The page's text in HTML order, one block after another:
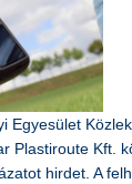
Egyesület
Plastiroute Kft.
hirdet. A